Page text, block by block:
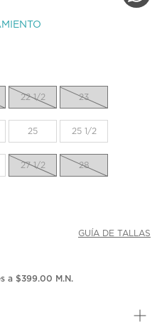
22 1/2 23
25 25 1/2
27 1/2 28
GUÍA DE TALLAS
a $399.00 M.N.